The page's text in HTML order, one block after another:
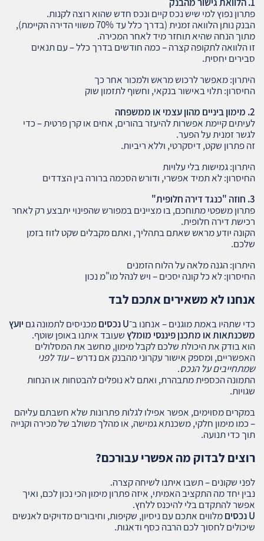
פתרון נפוץ למי שיש נכס קיים ונכס חדש שהוא רוצה לקנות.
הבנק נותן הלוואה זמנית (בדרך כלל עד 70% משווי הדירה הקיימת),
מתוך הנחה שהיא תוחזר מיד לאחר המכירה.
זו הלוואה לתקופה קצרה – כמה חודשים בדרך כלל – עם תנאים
סבירים יחסית.
היתרון: מאפשר לרכוש מראש ולמכור אחר כך
החיסרון: תלוי באישור בנקאי, וחשוף לתזמון שוק
2. מימון ביניים מהון עצמי או ממשפחה
לעיתים קיימת אפשרות להיעזר בהורים, אחים או קרן פרטית – כדי
לגשר זמנית על הפער.
זה פתרון שקט, דיסקרטי, וללא ריביות.
היתרון: גמישות בלי עלויות
החיסרון: לא תמיד אפשרי, ודורש הסכמה ברורה בין הצדדים
3. חוזה "כנגד דירה חלופית"
פתרון משפטי מתוחכם, בו מציינים במפורש שהפינוי יתבצע רק לאחר
רכישת דירה חלופית.
הקונה יודע מראש שאתם בתהליך, ואתם מקבלים שקט לזוז בזמן
שלכם.
היתרון: הגנה מלאה על הלוח הזמנים
החיסרון: לא כל קונה יסכים – ויש לנהל מו"מ נכון
אנחנו לא משאירים אתכם לבד
כדי שתהיו באמת מוגנים – אנחנו ב־U נכסים מכניסים לתמונה גם יועץ
משכנתאות או מתכנן פיננסי מומלץשעובד איתנו באופן שוטף.
הוא בודק את היכולת שלכם לקבל מימון, מחשב את המסלולים
האפשריים, ומספק אישור עקרוני מהבנק אם נדרש –עוד לפני
שמתחייבים על הנכס.
התמונה הכספית מתבהרת, ואתם לא נופלים להבטחות או הנחות
שגויות.
במקרים מסוימים, אפשר אפילו לגלות פתרונות שלא חשבתם עליהם
– כמו מימון חלקי, משכנתא גמישה, או מהלך משולב של מכירה וקנייה
תוך כדי תנועה.
רוצים לבדוק מה אפשרי עבורכם?
לפני שקונים – תשבו איתנו לשיחה קצרה.
נבין יחד מה התקציב האמיתי, איזה פתרון מימון הכי נכון לכם, ואיך
אפשר להתקדם בלי להיכנס ללחץ.
U נכסים
מלווים אתכם עם ניסיון, שקיפות, וחיבורים מדויקים לאנשים
שיכולים לחסוך לכם הרבה כסף ודאגות.